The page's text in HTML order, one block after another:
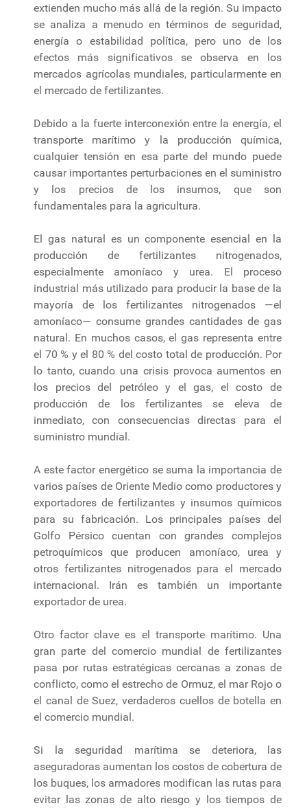
extienden mucho más allá de la región. Su impacto
se analiza a menudo en términos de seguridad,
energía o estabilidad política, pero uno de los
efectos más significativos se observa en los
mercados agrícolas mundiales, particularmente en
el mercado de fertilizantes.
Debido a la fuerte interconexión entre la energía, el
transporte marítimo y la producción química,
cualquier tensión en esa parte del mundo puede
causar importantes perturbaciones en el suministro
y los precios de los insumos, que son
fundamentales para la agricultura.
El gas natural es un componente esencial en la
producción de fertilizantes nitrogenados,
especialmente amoníaco y urea. El proceso
industrial más utilizado para producir la base de la
mayoría de los fertilizantes nitrogenados —el
amoníaco— consume grandes cantidades de gas
natural. En muchos casos, el gas representa entre
el 70 % y el 80 % del costo total de producción. Por
lo tanto, cuando una crisis provoca aumentos en
los precios del petróleo y el gas, el costo de
producción de los fertilizantes se eleva de
inmediato, con consecuencias directas para el
suministro mundial.
A este factor energético se suma la importancia de
varios países de Oriente Medio como productores y
exportadores de fertilizantes y insumos químicos
para su fabricación. Los principales países del
Golfo Pérsico cuentan con grandes complejos
petroquímicos que producen amoníaco, urea y
otros fertilizantes nitrogenados para el mercado
internacional. Irán es también un importante
exportador de urea.
Otro factor clave es el transporte marítimo. Una
gran parte del comercio mundial de fertilizantes
pasa por rutas estratégicas cercanas a zonas de
conflicto, como el estrecho de Ormuz, el mar Rojo o
el canal de Suez, verdaderos cuellos de botella en
el comercio mundial.
Si la seguridad marítima se deteriora, las
aseguradoras aumentan los costos de cobertura de
los buques, los armadores modifican las rutas para
evitar las zonas de alto riesgo y los tiempos de